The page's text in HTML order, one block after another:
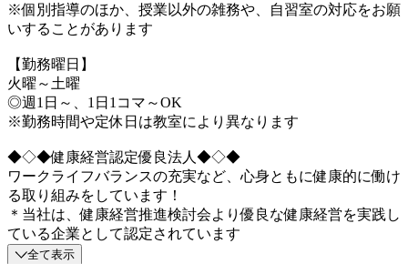
※個別指導のほか、授業以外の雑務や、自習室の対応をお願
いすることがあります
【勤務曜日】
火曜～土曜
◎週1日～、1日1コマ～OK
※勤務時間や定休日は教室により異なります
◆◇◆健康経営認定優良法人◆◇◆
ワークライフバランスの充実など、心身ともに健康的に働け
る取り組みをしています！
＊当社は、健康経営推進検討会より優良な健康経営を実践し
ている企業として認定されています
全て表示